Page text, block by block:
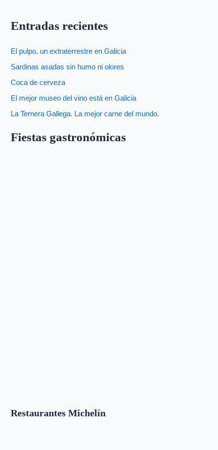
Entradas recientes
El pulpo, un extraterrestre en Galicia
Sardinas asadas sin humo ni olores
Coca de cerveza
El mejor museo del vino está en Galicia
La Ternera Gallega. La mejor carne del mundo.
Fiestas gastronómicas
Restaurantes Michelín